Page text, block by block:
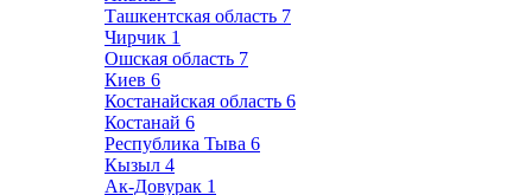
Ташкентская область 7
Чирчик 1
Ошская область 7
Киев 6
Костанайская область 6
Костанай 6
Республика Тыва 6
Кызыл 4
Ак-Довурак 1